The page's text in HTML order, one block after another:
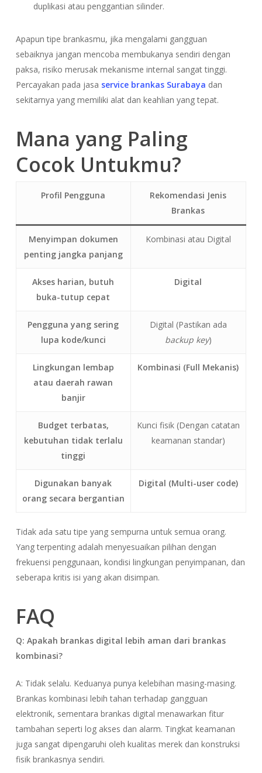
duplikasi atau penggantian silinder.
Apapun tipe brankasmu, jika mengalami gangguan
sebaiknya jangan mencoba membukanya sendiri dengan
paksa, risiko merusak mekanisme internal sangat tinggi.
Percayakan pada jasa service brankas Surabaya dan
sekitarnya yang memiliki alat dan keahlian yang tepat.
Mana yang Paling
Cocok Untukmu?
Profil Pengguna
Rekomendasi Jenis
Brankas
Menyimpan dokumen
penting jangka panjang
Kombinasi atau Digital
Akses harian, butuh
buka-tutup cepat
Digital
Pengguna yang sering
lupa kode/kunci
Digital (Pastikan ada
backup key)
Lingkungan lembap
atau daerah rawan
banjir
Kombinasi (Full Mekanis)
Budget terbatas,
kebutuhan tidak terlalu
tinggi
Kunci fisik (Dengan catatan
keamanan standar)
Digunakan banyak
orang secara bergantian
Digital (Multi-user code)
Tidak ada satu tipe yang sempurna untuk semua orang.
Yang terpenting adalah menyesuaikan pilihan dengan
frekuensi penggunaan, kondisi lingkungan penyimpanan, dan
seberapa kritis isi yang akan disimpan.
FAQ
Q: Apakah brankas digital lebih aman dari brankas
kombinasi?
A: Tidak selalu. Keduanya punya kelebihan masing-masing.
Brankas kombinasi lebih tahan terhadap gangguan
elektronik, sementara brankas digital menawarkan fitur
tambahan seperti log akses dan alarm. Tingkat keamanan
juga sangat dipengaruhi oleh kualitas merek dan konstruksi
fisik brankasnya sendiri.